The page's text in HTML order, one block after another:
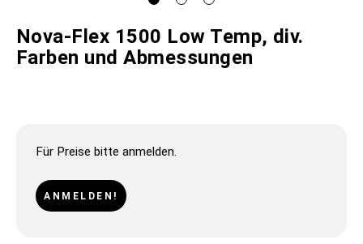
Nova-Flex 1500 Low Temp, div.
Farben und Abmessungen
Für Preise bitte anmelden.
ANMELDEN!